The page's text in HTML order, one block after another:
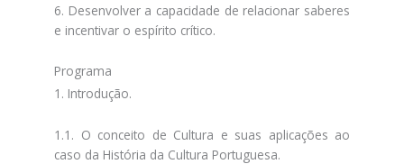
6. Desenvolver a capacidade de relacionar saberes
e incentivar o espírito crítico.
Programa
1. Introdução.
1.1. O conceito de Cultura e suas aplicações ao
caso da História da Cultura Portuguesa.